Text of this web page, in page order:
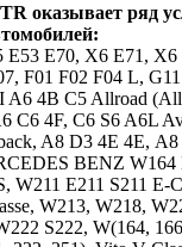
оказывает ряд
Е53 Е70, Х6 E71, X6
F01 F02 F04 L,
A6 4B C5 Allroad
C6 4F, С6 S6 A6L
A8 D3 4E 4Е,
BENZ W164
W211 E211 S211 E-
W213, W218,
S222, W(164,